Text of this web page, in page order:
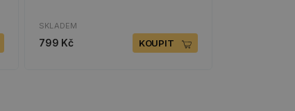
SKLADEM
799 Kč KOUPIT